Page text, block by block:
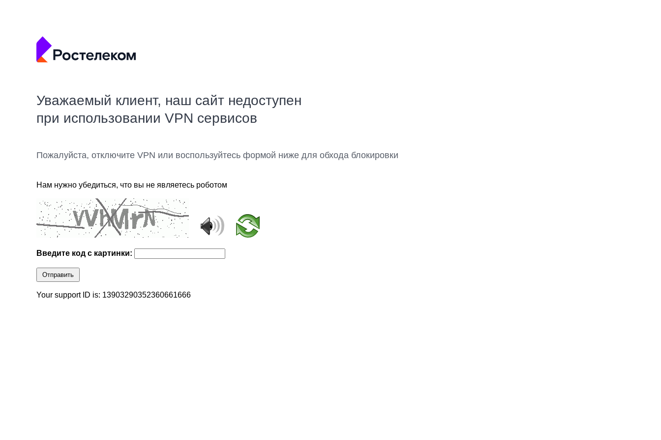
Уважаемый клиент, наш сайт недоступен
при использовании VPN сервисов
Пожалуйста, отключите VPN или воспользуйтесь формой ниже для обхода блокировки
Нам нужно убедиться, что вы не являетесь роботом
Введите код с картинки:
Отправить
Your support ID is: 13903290352360661666